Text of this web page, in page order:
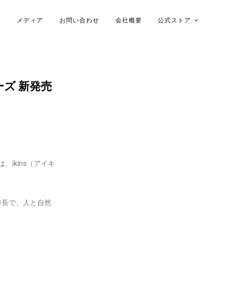
メディア お問い合わせ 会社概要 公式ストア
新発売
、ikins（アイキ
で、人と自然